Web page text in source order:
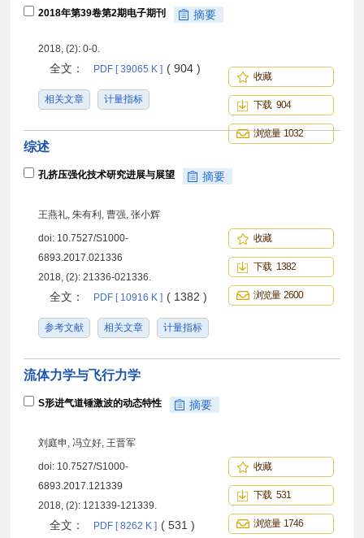
2018年第39卷第2期电子期刊 摘要
2018, (2): 0-0.
全文： PDF [ 39065 K ] ( 904 )
相关文章 计量指标
收藏
下载 904
浏览量 1032
综述
孔挤压强化技术研究进展与展望 摘要
王燕礼, 朱有利, 曹强, 张小辉
doi: 10.7527/S1000-
6893.2017.021336
2018, (2): 21336-021336.
全文： PDF [ 10916 K ] ( 1382 )
参考文献 相关文章 计量指标
收藏
下载 1382
浏览量 2600
流体力学与飞行力学
S形进气道锤激波的动态特性 摘要
刘庭申, 冯立好, 王晋军
doi: 10.7527/S1000-
6893.2017.121339
2018, (2): 121339-121339.
全文： PDF [ 8262 K ] ( 531 )
收藏
下载 531
浏览量 1746